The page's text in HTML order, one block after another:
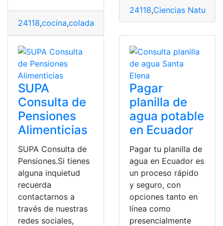
24118,cocina,colada morada,ingredientes,preparación
24118,Ciencias Naturales
SUPA
Consulta de
Pensiones
Alimenticias
SUPA Consulta de
Pensiones.Si tienes
alguna inquietud
recuerda
contactarnos a
través de nuestras
redes sociales,
Pagar
planilla de
agua potable
en Ecuador
Pagar tu planilla de
agua en Ecuador es
un proceso rápido
y seguro, con
opciones tanto en
línea como
presencialmente